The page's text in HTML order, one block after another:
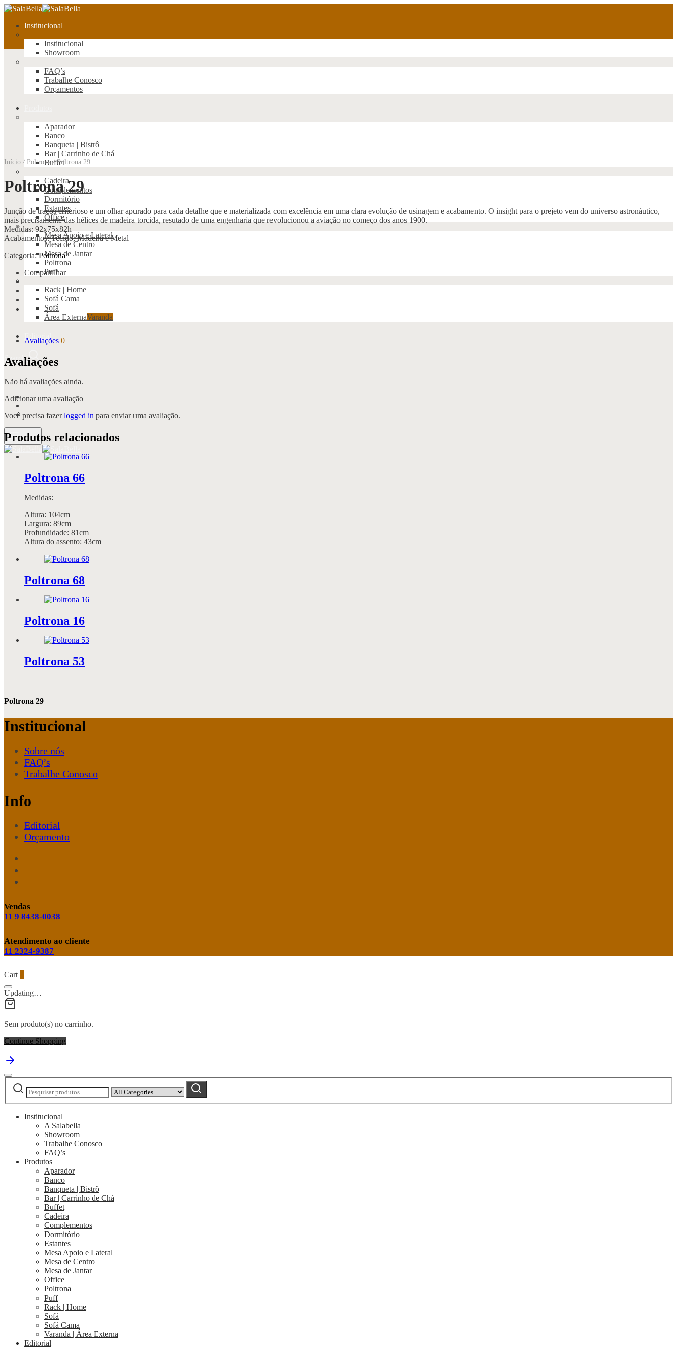
Institucional
Institucional
Showroom
FAQ’s
Trabalhe Conosco
Orçamentos
Aparador
Banco
Banqueta | Bistrô
Bar | Carrinho de Chá
Buffet
Cadeira
Complementos
Dormitório
Estantes
Office
Mesa Apoio e Lateral
Mesa de Centro
Mesa de Jantar
Poltrona
Puff
Rack | Home
Sofá Cama
Sofá
Área ExternaVaranda
Editorial
Search
Menu
Início / Poltrona /Poltrona 29
Poltrona 29
Junção de traços criterioso e um olhar apurado para cada detalhe que e materializada com excelência em uma clara evolução de usinagem e acabamento. O insight para o prejeto vem do universo astronáutico,
mais precisamente das hélices de madeira torcida, resutado de uma engenharia que revolucionou a aviação no começo dos anos 1900.
Medidas: 92x75x82h
Acabamentos: Tecido, Madeira e Metal
Categoria:Poltrona
Compartilhar
Avaliações 0
Avaliações
Não há avaliações ainda.
Adicionar uma avaliação
Você precisa fazerlogged in para enviar uma avaliação.
Produtos relacionados
Poltrona 66
Medidas:
Altura: 104cm
Largura: 89cm
Profundidade: 81cm
Altura do assento: 43cm
Poltrona 68
Poltrona 16
Poltrona 53
Poltrona 29
Institucional
Sobre nós
FAQ’s
Trabalhe Conosco
Info
Editorial
Orçamento
Vendas
11 9 8438-0038
Atendimento ao cliente
11 2324-9387
Cart
Updating…
Sem produto(s) no carrinho.
Continue Shopping
Pesquisar
por:
by
category:
Pesquisar
Institucional
A Salabella
Showroom
Trabalhe Conosco
FAQ’s
Produtos
Aparador
Banco
Banqueta | Bistrô
Bar | Carrinho de Chá
Buffet
Cadeira
Complementos
Dormitório
Estantes
Mesa Apoio e Lateral
Mesa de Centro
Mesa de Jantar
Office
Poltrona
Puff
Rack | Home
Sofá
Sofá Cama
Varanda | Área Externa
Editorial